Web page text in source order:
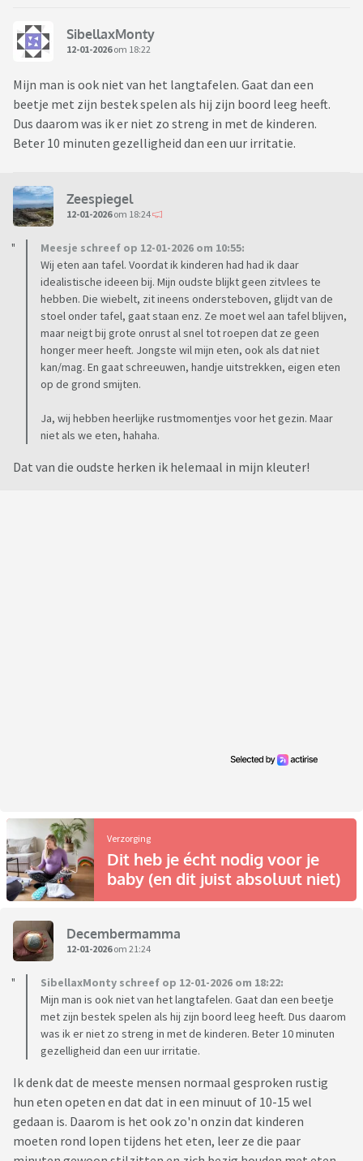
SibellaxMonty
12-01-2026om 18:22
Mijn man is ook niet van het langtafelen. Gaat dan een
beetje met zijn bestek spelen als hij zijn boord leeg heeft.
Dus daarom was ik er niet zo streng in met de kinderen.
Beter 10 minuten gezelligheid dan een uur irritatie.
Zeespiegel
12-01-2026om 18:24
Meesje schreef op 12-01-2026 om 10:55:
Wij eten aan tafel. Voordat ik kinderen had had ik daar
idealistische ideeen bij. Mijn oudste blijkt geen zitvlees te
hebben. Die wiebelt, zit ineens ondersteboven, glijdt van de
stoel onder tafel, gaat staan enz. Ze moet wel aan tafel blijven,
maar neigt bij grote onrust al snel tot roepen dat ze geen
honger meer heeft. Jongste wil mijn eten, ook als dat niet
kan/mag. En gaat schreeuwen, handje uitstrekken, eigen eten
op de grond smijten.
Ja, wij hebben heerlijke rustmomentjes voor het gezin. Maar
niet als we eten, hahaha.
Dat van die oudste herken ik helemaal in mijn kleuter!
Verzorging
Dit heb je écht nodig voor je
baby (en dit juist absoluut niet)
Decembermamma
12-01-2026om 21:24
SibellaxMonty schreef op 12-01-2026 om 18:22:
Mijn man is ook niet van het langtafelen. Gaat dan een beetje
met zijn bestek spelen als hij zijn boord leeg heeft. Dus daarom
was ik er niet zo streng in met de kinderen. Beter 10 minuten
gezelligheid dan een uur irritatie.
Ik denk dat de meeste mensen normaal gesproken rustig
hun eten opeten en dat dat in een minuut of 10-15 wel
gedaan is. Daarom is het ook zo'n onzin dat kinderen
moeten rond lopen tijdens het eten, leer ze die paar